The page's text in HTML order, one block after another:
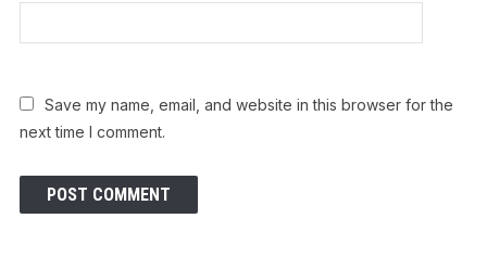
Save my name, email, and website in this browser for the
next time I comment.